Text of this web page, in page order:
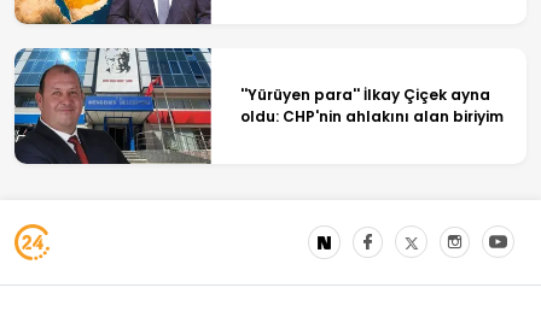
''Yürüyen para'' İlkay Çiçek ayna
oldu: CHP'nin ahlakını alan biriyim